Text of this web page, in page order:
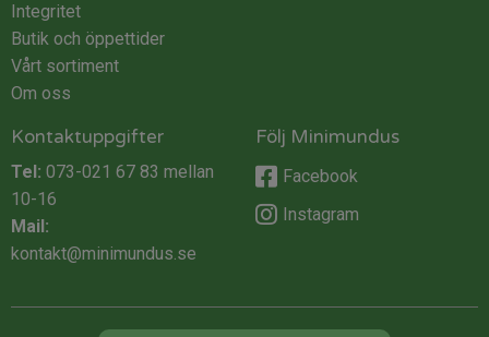
Integritet
Butik och öppettider
Vårt sortiment
Om oss
Kontaktuppgifter
Tel: 073-021 67 83 mellan
10-16
Mail:
kontakt@minimundus.se
Följ Minimundus
Facebook
Instagram